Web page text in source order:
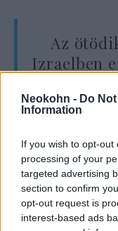
Neokohn - Do
Information
If you wish to opt-
processing of your
targeted advertising
section to confirm
opt-out request is
interest-based ads
Az
Izraelben
százaléka
mert
gyereket
korábbi